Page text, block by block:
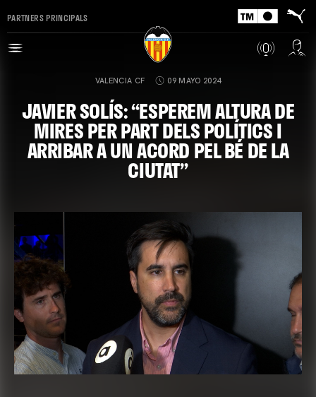
PARTNERS PRINCIPALS
VALENCIA CF 09 MAYO 2024
JAVIER SOLÍS: “ESPEREM ALTURA DE
MIRES PER PART DELS POLÍTICS I
ARRIBAR A UN ACORD PEL BÉ DE LA
CIUTAT”